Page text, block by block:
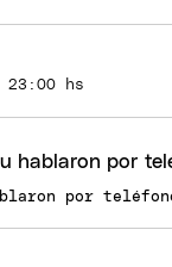
hs
por